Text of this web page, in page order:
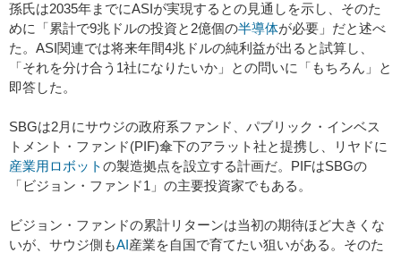
孫氏は2035年までにASIが実現するとの見通しを示し、そのた
めに「累計で9兆ドルの投資と2億個の半導体が必要」だと述べ
た。ASI関連では将来年間4兆ドルの純利益が出ると試算し、
「それを分け合う1社になりたいか」との問いに「もちろん」と
即答した。
SBGは2月にサウジの政府系ファンド、パブリック・インベス
トメント・ファンド(PIF)傘下のアラット社と提携し、リヤドに
産業用ロボットの製造拠点を設立する計画だ。PIFはSBGの
「ビジョン・ファンド1」の主要投資家でもある。
ビジョン・ファンドの累計リターンは当初の期待ほど大きくな
いが、サウジ側もAI産業を自国で育てたい狙いがある。そのた